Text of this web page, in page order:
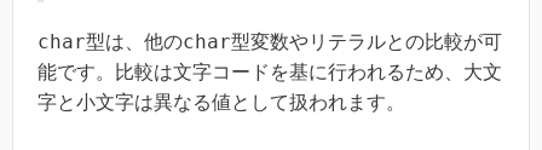
char型は、他のchar型変数やリテラルとの比較が可
能です。比較は文字コードを基に行われるため、大文
字と小文字は異なる値として扱われます。